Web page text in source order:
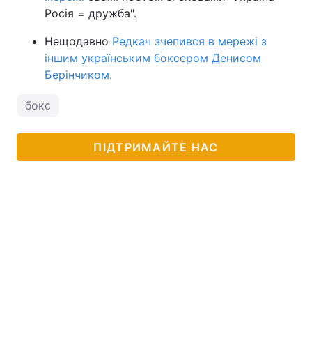
Росія = дружба".
Нещодавно Редкач зчепився в мережі з
іншим українським боксером Денисом
Берінчиком.
бокс
ПІДТРИМАЙТЕ НАС